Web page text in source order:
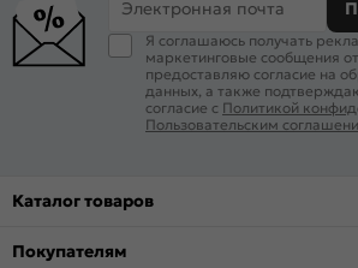
Электронная почта
Я соглашаюсь получать
маркетинговые сообщения
предоставляю согласие на
данных, а также
согласие с Политикой
Пользовательским
Каталог товаров
Покупателям